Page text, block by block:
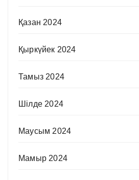
Қазан 2024
Қыркүйек 2024
Тамыз 2024
Шілде 2024
Маусым 2024
Мамыр 2024